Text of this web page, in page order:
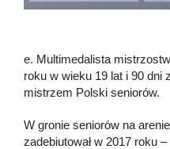
e. Multimedalista
roku w wieku 19 lat i 90 dni
mistrzem Polski seniorów.
W gronie seniorów na
zadebiutował w 2017 roku